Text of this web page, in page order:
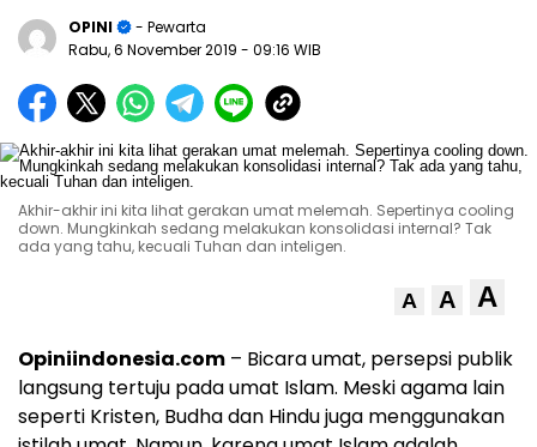
OPINI
- Pewarta
Rabu, 6 November 2019 - 09:16 WIB
Akhir-akhir ini kita lihat gerakan umat melemah. Sepertinya cooling
down. Mungkinkah sedang melakukan konsolidasi internal? Tak
ada yang tahu, kecuali Tuhan dan inteligen.
A A A
Opiniindonesia.com – Bicara umat, persepsi publik
langsung tertuju pada umat Islam. Meski agama lain
seperti Kristen, Budha dan Hindu juga menggunakan